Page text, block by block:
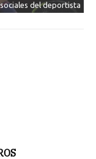
del deportista